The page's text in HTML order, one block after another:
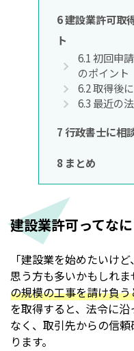
6建設業許可取
ト
6.1初回申
のポイント
6.2取得後
6.3 最近の
7 行政書士に相
8 まとめ
建設業許可ってな
「建設業を始めたいけ
思う方も多いかもしれま
の規模の工事を請け負
を取得すると、法令に
なく、取引先からの信
ります。